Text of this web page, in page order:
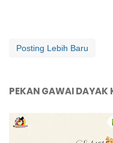
Posting Lebih Baru
PEKAN GAWAI DAYAK